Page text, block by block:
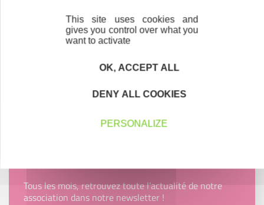
Accompagnement
Nous les avons accompagnés dans leur
Tous les mois, retrouvez toute l’actualité de notre
association dans notre newsletter !
This site uses cookies and
gives you control over what you
want to activate
OK, ACCEPT ALL
DENY ALL COOKIES
PERSONALIZE